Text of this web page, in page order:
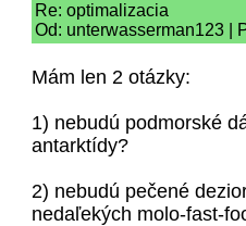
Re: optimalizacia
Od: unterwasserman123 |
Mám len 2 otázky:
1) nebudú podmorské
antarktídy?
2) nebudú pečené
nedaľekých molo-fast-